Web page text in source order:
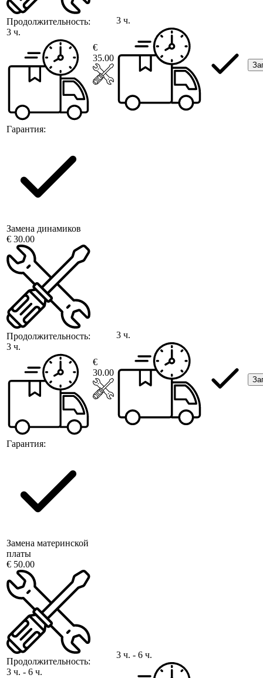
Продолжительность:
3 ч.
Гарантия:
€
35.00
3 ч.
Замена динамиков
€ 30.00
Продолжительность:
3 ч.
Гарантия:
€
30.00
3 ч.
Замена материнской
платы
€ 50.00
Продолжительность:
3 ч. - 6 ч.
3 ч. - 6 ч.